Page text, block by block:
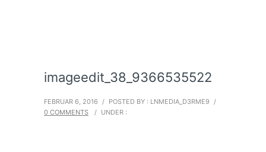
imageedit_38_9366535522
FEBRUAR 6, 2016 / POSTED BY : LNMEDIA_D3RME9 /
0 COMMENTS
/ UNDER :